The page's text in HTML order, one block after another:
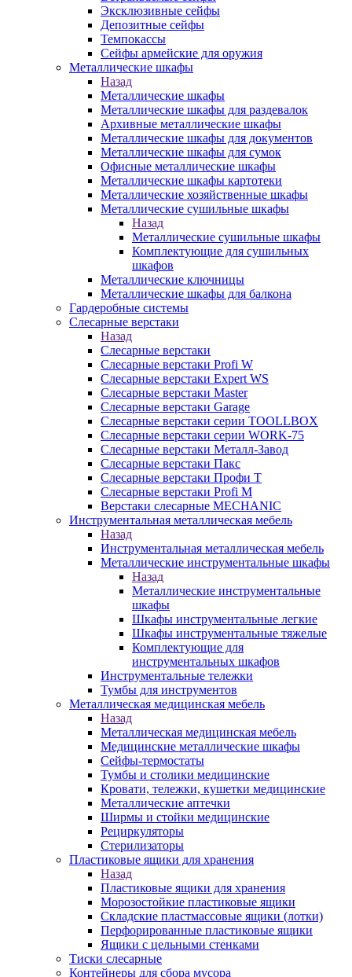
Эксклюзивные сейфы
Депозитные сейфы
Темпокассы
Сейфы армейские для оружия
Металлические шкафы
Назад
Металлические шкафы
Металлические шкафы для раздевалок
Архивные металлические шкафы
Металлические шкафы для документов
Металлические шкафы для сумок
Офисные металлические шкафы
Металлические шкафы картотеки
Металлические хозяйственные шкафы
Металлические сушильные шкафы
Назад
Металлические сушильные шкафы
Комплектующие для сушильных
шкафов
Металлические ключницы
Металлические шкафы для балкона
Гардеробные системы
Слесарные верстаки
Назад
Слесарные верстаки
Слесарные верстаки Profi W
Слесарные верстаки Expert WS
Слесарные верстаки Master
Слесарные верстаки Garage
Слесарные верстаки серии TOOLLBOX
Слесарные верстаки серии WORK-75
Слесарные верстаки Металл-Завод
Слесарные верстаки Пакс
Слесарные верстаки Профи Т
Слесарные верстаки Profi M
Верстаки слесарные MECHANIC
Инструментальная металлическая мебель
Назад
Инструментальная металлическая мебель
Металлические инструментальные шкафы
Назад
Металлические инструментальные
шкафы
Шкафы инструментальные легкие
Шкафы инструментальные тяжелые
Комплектующие для
инструментальных шкафов
Инструментальные тележки
Тумбы для инструментов
Металлическая медицинская мебель
Назад
Металлическая медицинская мебель
Медицинские металлические шкафы
Сейфы-термостаты
Тумбы и столики медицинские
Кровати, тележки, кушетки медицинские
Металлические аптечки
Ширмы и стойки медицинские
Рециркуляторы
Стерилизаторы
Пластиковые ящики для хранения
Назад
Пластиковые ящики для хранения
Морозостойкие пластиковые ящики
Складские пластмассовые ящики (лотки)
Перфорированные пластиковые ящики
Ящики с цельными стенками
Тиски слесарные
Контейнеры для сбора мусора